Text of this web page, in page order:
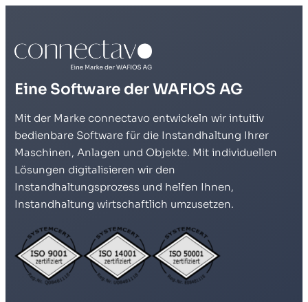
Eine Software der WAFIOS AG
Mit der Marke connectavo entwickeln wir intuitiv
bedienbare Software für die Instandhaltung Ihrer
Maschinen, Anlagen und Objekte. Mit individuellen
Lösungen digitalisieren wir den
Instandhaltungsprozess und helfen Ihnen,
Instandhaltung wirtschaftlich umzusetzen.